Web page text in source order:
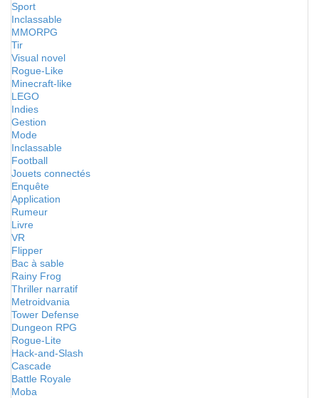
Sport
Inclassable
MMORPG
Tir
Visual novel
Rogue-Like
Minecraft-like
LEGO
Indies
Gestion
Mode
Inclassable
Football
Jouets connectés
Enquête
Application
Rumeur
Livre
VR
Flipper
Bac à sable
Rainy Frog
Thriller narratif
Metroidvania
Tower Defense
Dungeon RPG
Rogue-Lite
Hack-and-Slash
Cascade
Battle Royale
Moba